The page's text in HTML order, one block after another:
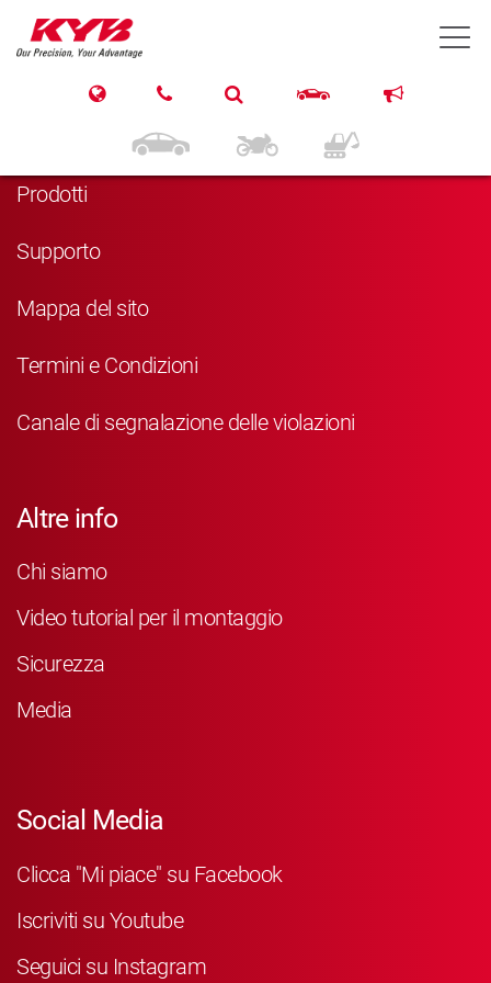
Navigazione
Prodotti
Supporto
Mappa del sito
Termini e Condizioni
Canale di segnalazione delle violazioni
Altre info
Chi siamo
Video tutorial per il montaggio
Sicurezza
Media
Social Media
Clicca "Mi piace" su Facebook
Iscriviti su Youtube
Seguici su Instagram